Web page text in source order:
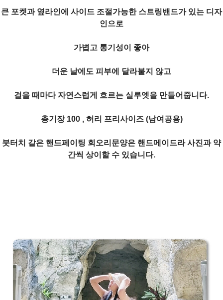
큰 포켓과 옆라인에 사이드 조절가능한 스트링밴드가 있는 디자
인으로
가볍고 통기성이 좋아
더운 날에도 피부에 달라붙지 않고
걸을 때마다 자연스럽게 흐르는 실루엣을 만들어줍니다.
총기장 100 , 허리 프리사이즈 (남여공용)
붓터치 같은 핸드페이팅 회오리문양은 핸드메이드라 사진과 약
간씩 상이할 수 있습니다.